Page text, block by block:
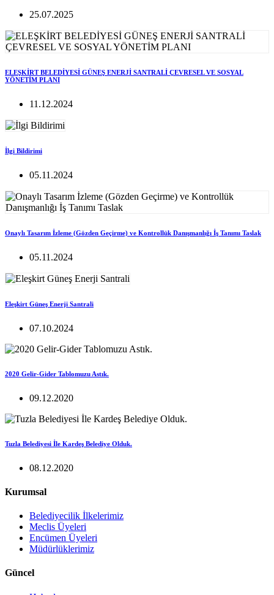
25.07.2025
ELEŞKİRT BELEDİYESİ GÜNEŞ ENERJİ SANTRALİ ÇEVRESEL VE SOSYAL
YÖNETİM PLANI
11.12.2024
İlgi Bildirimi
05.11.2024
Onaylı Tasarım İzleme (Gözden Geçirme) ve Kontrollük Danışmanlığı İş Tanımı Taslak
05.11.2024
Eleşkirt Güneş Enerji Santrali
07.10.2024
2020 Gelir-Gider Tablomuzu Astık.
09.12.2020
Tuzla Belediyesi İle Kardeş Belediye Olduk.
08.12.2020
Kurumsal
Belediyecilik İlkelerimiz
Meclis Üyeleri
Encümen Üyeleri
Müdürlüklerimiz
Güncel